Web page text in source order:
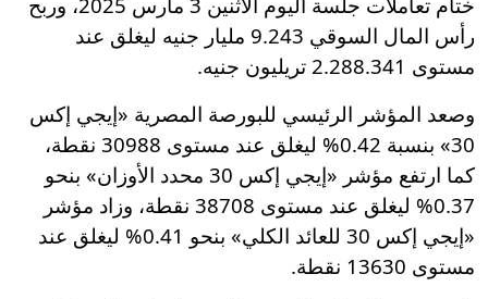
رأس المال السوقي 9.243 مليار جنيه ليغلق عند
مستوى 2.288.341 تريليون جنيه.
وصعد المؤشر الرئيسي للبورصة المصرية «إيجي إكس
30» بنسبة 0.42% ليغلق عند مستوى 30988 نقطة،
كما ارتفع مؤشر «إيجي إكس 30 محدد الأوزان» بنحو
0.37% ليغلق عند مستوى 38708 نقطة، وزاد مؤشر
«إيجي إكس 30 للعائد الكلي» بنحو 0.41% ليغلق عند
مستوى 13630 نقطة.